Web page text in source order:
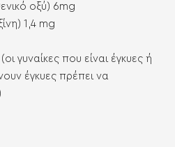
οξύ) 6mg
1,4 mg
γυναίκες που είναι έγκυες ή
έγκυες πρέπει να